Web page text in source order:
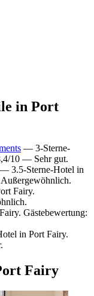
in Port
— 3-Sterne-
10 — Sehr gut.
— 3.5-Sterne-Hotel in
Fairy.
Gästebewertung:
in Port Fairy.
Fairy